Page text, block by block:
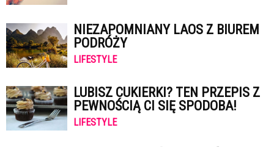
NIEZAPOMNIANY LAOS Z BIUREM
PODRÓŻY
LIFESTYLE
LUBISZ CUKIERKI? TEN PRZEPIS Z
PEWNOŚCIĄ CI SIĘ SPODOBA!
LIFESTYLE